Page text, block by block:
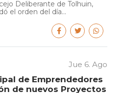
Deliberante de Tolhuin,
el orden del día...
Jue 6. Ago
de Emprendedores
de nuevos Proyectos